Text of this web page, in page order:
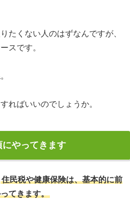
たくない人のはずなんですが、
スです。
ればいいのでしょうか。
やってきます
住民税や健康保険は、基本的に前
てきます。